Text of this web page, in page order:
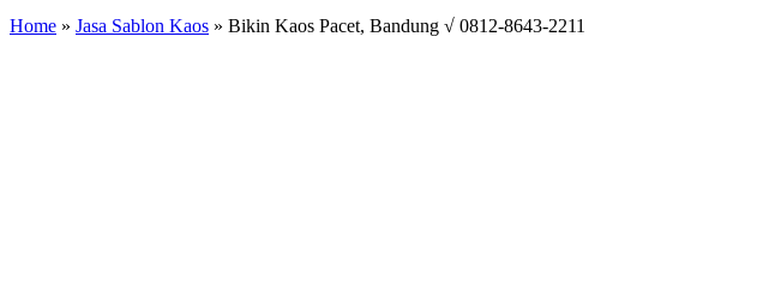
Home » Jasa Sablon Kaos » Bikin Kaos Pacet, Bandung √ 0812-8643-2211